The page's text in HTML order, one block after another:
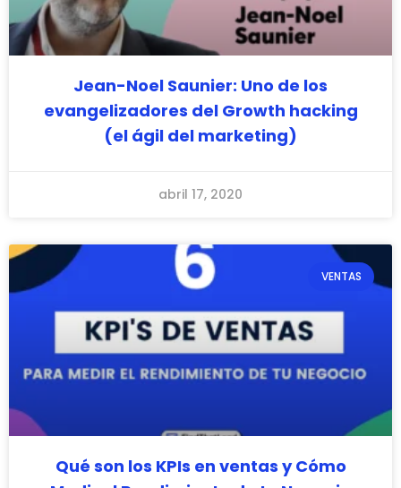
Jean-Noel Saunier: Uno de los
evangelizadores del Growth hacking
(el ágil del marketing)
abril 17, 2020
VENTAS
Qué son los KPIs en ventas y Cómo